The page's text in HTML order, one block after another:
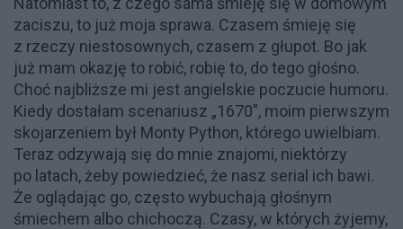
zaciszu, to już moja sprawa. Czasem śmieję się
z rzeczy niestosownych, czasem z głupot. Bo jak
już mam okazję to robić, robię to, do tego głośno.
Choć najbliższe mi jest angielskie poczucie humoru.
Kiedy dostałam scenariusz „1670”, moim pierwszym
skojarzeniem był Monty Python, którego uwielbiam.
Teraz odzywają się do mnie znajomi, niektórzy
po latach, żeby powiedzieć, że nasz serial ich bawi.
Że oglądając go, często wybuchają głośnym
śmiechem albo chichoczą. Czasy, w których żyjemy,